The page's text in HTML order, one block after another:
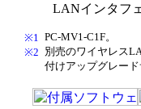
LANインタフ
※1 PC-MV1-C1F。
※2 別売のワイヤレス
付けアップグレー